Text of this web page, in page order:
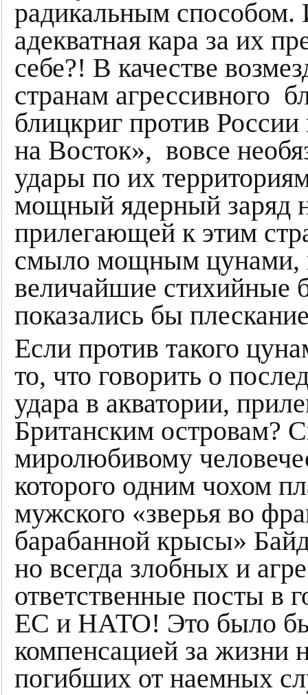
радикальным способом.
адекватная кара за их
себе?! В качестве
странам агрессивного
блицкриг против
на Восток», вовсе
удары по их
мощный ядерный заряд
прилегающей к этим
смыло мощным цунами,
величайшие стихийные
показались бы
Если против такого
то, что говорить о
удара в акватории,
Британским островам?
миролюбивому
которого одним чохом
мужского «зверья во
барабанной крысы»
но всегда злобных и
ответственные посты в
ЕС и НАТО! Это было бы
компенсацией за жизни
погибших от наемных